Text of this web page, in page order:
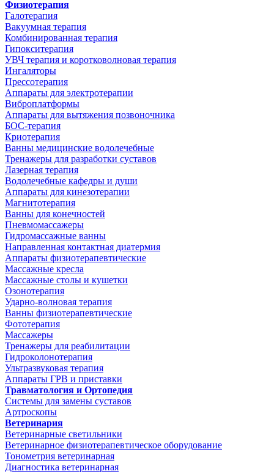
Физиотерапия
Галотерапия
Вакуумная терапия
Комбинированная терапия
Гипокситерапия
УВЧ терапия и коротковолновая терапия
Ингаляторы
Прессотерапия
Аппараты для электротерапии
Виброплатформы
Аппараты для вытяжения позвоночника
БОС-терапия
Криотерапия
Ванны медицинские водолечебные
Тренажеры для разработки суставов
Лазерная терапия
Водолечебные кафедры и души
Аппараты для кинезотерапии
Магнитотерапия
Ванны для конечностей
Пневмомассажеры
Гидромассажные ванны
Направленная контактная диатермия
Аппараты физиотерапевтические
Массажные кресла
Массажные столы и кушетки
Озонотерапия
Ударно-волновая терапия
Ванны физиотерапевтические
Фототерапия
Массажеры
Тренажеры для реабилитации
Гидроколонотерапия
Ультразвуковая терапия
Аппараты ГРВ и приставки
Травматология и Ортопедия
Системы для замены суставов
Артроскопы
Ветеринария
Ветеринарные светильники
Ветеринарное физиотерапевтическое оборудование
Тонометрия ветеринарная
Диагностика ветеринарная